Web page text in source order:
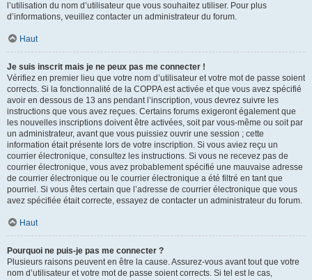
l’utilisation du nom d’utilisateur que vous souhaitez utiliser. Pour plus
d’informations, veuillez contacter un administrateur du forum.
Haut
Je suis inscrit mais je ne peux pas me connecter !
Vérifiez en premier lieu que votre nom d’utilisateur et votre mot de passe soient
corrects. Si la fonctionnalité de la COPPA est activée et que vous avez spécifié
avoir en dessous de 13 ans pendant l’inscription, vous devrez suivre les
instructions que vous avez reçues. Certains forums exigeront également que
les nouvelles inscriptions doivent être activées, soit par vous-même ou soit par
un administrateur, avant que vous puissiez ouvrir une session ; cette
information était présente lors de votre inscription. Si vous aviez reçu un
courrier électronique, consultez les instructions. Si vous ne recevez pas de
courrier électronique, vous avez probablement spécifié une mauvaise adresse
de courrier électronique ou le courrier électronique a été filtré en tant que
pourriel. Si vous êtes certain que l’adresse de courrier électronique que vous
avez spécifiée était correcte, essayez de contacter un administrateur du forum.
Haut
Pourquoi ne puis-je pas me connecter ?
Plusieurs raisons peuvent en être la cause. Assurez-vous avant tout que votre
nom d’utilisateur et votre mot de passe soient corrects. Si tel est le cas,